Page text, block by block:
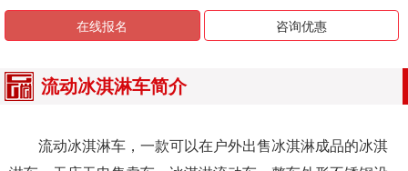
在线报名 咨询优惠
流动冰淇淋车简介
流动冰淇淋车，一款可以在户外出售冰淇淋成品的冰淇